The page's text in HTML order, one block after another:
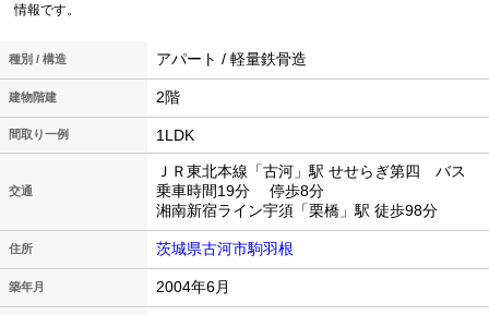
情報です。
種別 / 構造 アパート / 軽量鉄骨造
建物階建 2階
間取り一例 1LDK
交通
ＪＲ東北本線「古河」駅 せせらぎ第四 バス
乗車時間19分 停歩8分
湘南新宿ライン宇須「栗橋」駅 徒歩98分
住所 茨城県古河市駒羽根
築年月 2004年6月